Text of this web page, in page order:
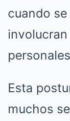
cuando
Esta
muchos